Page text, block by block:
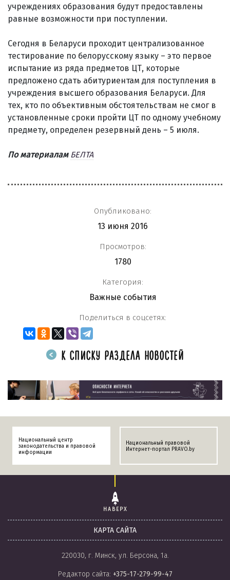
учреждениях образования будут предоставлены
равные возможности при поступлении.
Сегодня в Беларуси проходит централизованное
тестирование по белорусскому языку – это первое
испытание из ряда предметов ЦТ, которые
предложено сдать абитуриентам для поступления в
учреждения высшего образования Беларуси. Для
тех, кто по объективным обстоятельствам не смог в
установленные сроки пройти ЦТ по одному учебному
предмету, определен резервный день – 5 июля.
По материалам БЕЛТА
Опубликовано:
13 июня 2016
Просмотров:
1780
Категория:
Важные события
Поделиться в соцсетях:
К СПИСКУ РАЗДЕЛА НОВОСТЕЙ
Национальный центр
законодательства и правовой
информации
Национальный правовой
Интернет-портал PRAVO.by
НАВЕРХ
КАРТА САЙТА
220030, г. Минск, ул. Берсона, 1а.
Редактор сайта: +375-17-279-99-47